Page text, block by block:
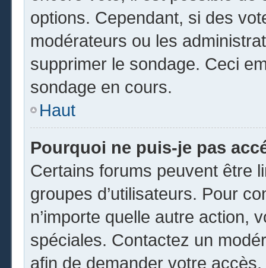
options. Cependant, si des
modérateurs ou les
supprimer le sondage. Ceci
sondage en cours.
Haut
Pourquoi ne puis-je pas
Certains forums peuvent être
groupes d’utilisateurs. Pour
n’importe quelle autre action,
spéciales. Contactez un
afin de demander votre accès.